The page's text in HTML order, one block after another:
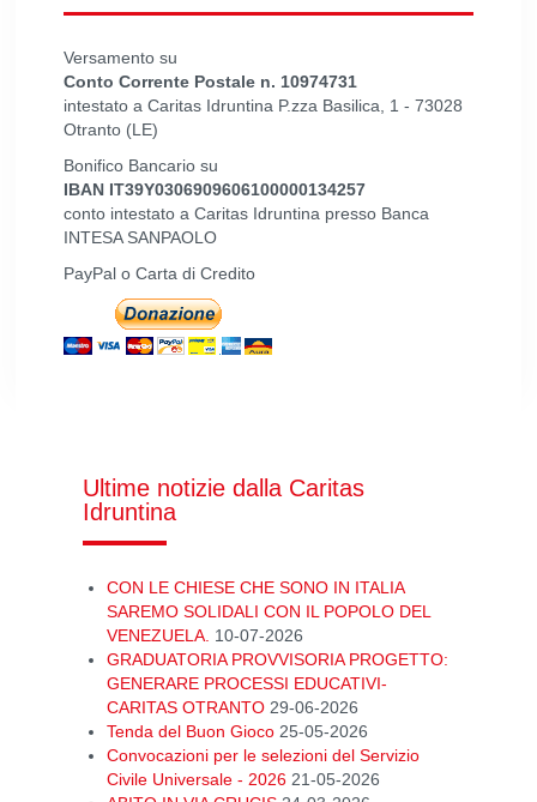
Versamento su
Conto Corrente Postale n. 10974731
intestato a Caritas Idruntina P.zza Basilica, 1 - 73028
Otranto (LE)
Bonifico Bancario su
IBAN IT39Y0306909606100000134257
conto intestato a Caritas Idruntina presso Banca
INTESA SANPAOLO
PayPal o Carta di Credito
Ultime notizie dalla Caritas
Idruntina
CON LE CHIESE CHE SONO IN ITALIA
SAREMO SOLIDALI CON IL POPOLO DEL
VENEZUELA. 10-07-2026
GRADUATORIA PROVVISORIA PROGETTO:
GENERARE PROCESSI EDUCATIVI-
CARITAS OTRANTO 29-06-2026
Tenda del Buon Gioco 25-05-2026
Convocazioni per le selezioni del Servizio
Civile Universale - 2026 21-05-2026